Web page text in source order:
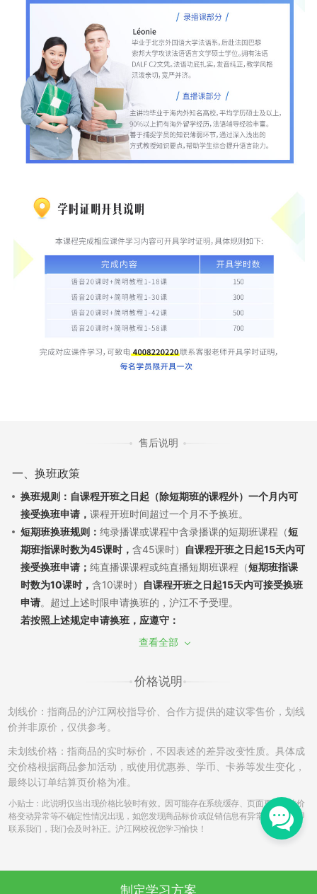
售后说明
一、换班政策
换班规则：自课程开班之日起（除短期班的课程外）一个月内可
接受换班申请， 课程开班时间超过一个月不予换班。
短期班换班规则： 纯录播课或课程中含录播课的短期班课程（短
期班指课时数为45课时， 含45课时）
自课程开班之日起15天内可
接受换班申请； 纯直播课课程或纯直播短期班课程（短期班指课
时数为10课时， 含10课时）
自课程开班之日起15天内可接受换班
申请。超过上述时限申请换班的，沪江不予受理。
若按照上述规定申请换班，应遵守：
（1）换班需经过学员申请和沪江审批，换班差价需遵循现行售后
补；同课不同班换班：自课程开班之日起7天内，且未产生听课记
录，可申请换班至该课程的其他班级，差价不退不补。
（2）如产生课程换班，开通课程时使用消耗的学习卡/优惠券将
不能再次使用，亦不能在置换的班级中进行抵扣课程费用。
（3）开通的课程只有一次换班机会，已申请并成功更换的课程不
再接受换班申请。另外，成功换班后的课程，不再享有申请退班
的权利。例如A课程-->B课程，B课程不能再次申请更换和退班。
（4）更换课程中，若申请由课程费用低的班级换至为课程费用高
的班级，根据学员的需要申请，沪江可提供差额部分费用对应的
的发票；若换班申请是从课程费用高的班级换至课程费用低的班
签约班，自课程开班之日起第8天不接受换班申请。
查看全部
价格说明
划线价：指商品的沪江网校指导价、合作方提供的建议零售价，划线
价并非原价，仅供参考。
未划线价格：指商品的实时标价，不因表述的差异改变性质。具体成
交价格根据商品参加活动，或使用优惠券、学币、卡券等发生变化，
最终以订单结算页价格为准。
小贴士：此说明仅当出现价格比较时有效。因可能存在系统缓存、页面更新导致价
格变动异常等不确定性情况出现，如您发现商品标价或促销信息有异常，请您立即
联系我们，我们会及时补正。沪江网校祝您学习愉快！
制定学习方案